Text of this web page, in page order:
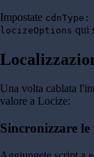
Impostate
locizeOptions qui
Una volta cablata
valore a Locize:
Sincronizzare